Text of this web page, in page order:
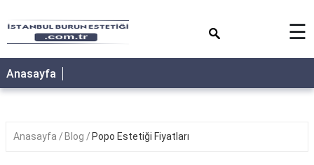
☰
Anasayfa
Anasayfa Blog Popo Estetiği Fiyatları